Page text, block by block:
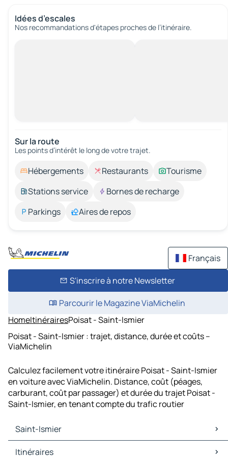
Idées d’escales
Nos recommandations d'étapes proches de l’itinéraire.
Sur la route
Les points d’intérêt le long de votre trajet.
Hébergements Restaurants
Tourisme
Stations service
Bornes de recharge
Parkings
Aires de repos
Français
S'inscrire à notre Newsletter
Parcourir le Magazine ViaMichelin
HomeItinérairesPoisat - Saint-Ismier
Poisat - Saint-Ismier : trajet, distance, durée et coûts –
ViaMichelin
Calculez facilement votre itinéraire Poisat - Saint-Ismier
en voiture avec ViaMichelin. Distance, coût (péages,
carburant, coût par passager) et durée du trajet Poisat -
Saint-Ismier, en tenant compte du trafic routier
Saint-Ismier
Saint-Ismier Cartes et plans
Itinéraires